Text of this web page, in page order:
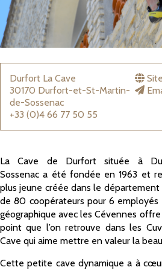
La Cave de Durfort située à
Sossenac a été fondée en 1963 et
plus jeune créée dans le département
de 80 coopérateurs pour 6 employés
géographique avec les Cévennes
point que l’on retrouve dans les
Cave qui aime mettre en valeur la
Cette petite cave dynamique a à
Durfort La Cave
30170 Durfort-et-St-Martin-
de-Sossenac
+33 (0)4 66 77 50 55